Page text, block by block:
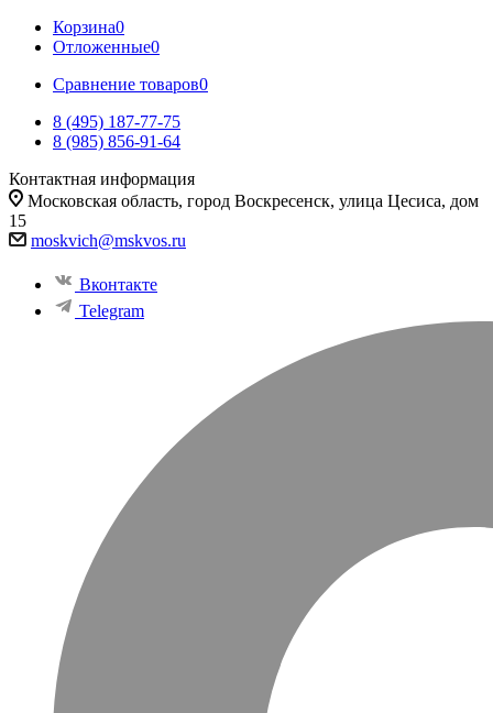
Корзина0
Отложенные0
Сравнение товаров0
8 (495) 187-77-75
8 (985) 856-91-64
Контактная информация
Московская область, город Воскресенск, улица Цесиса, дом
15
moskvich@mskvos.ru
Вконтакте
Telegram